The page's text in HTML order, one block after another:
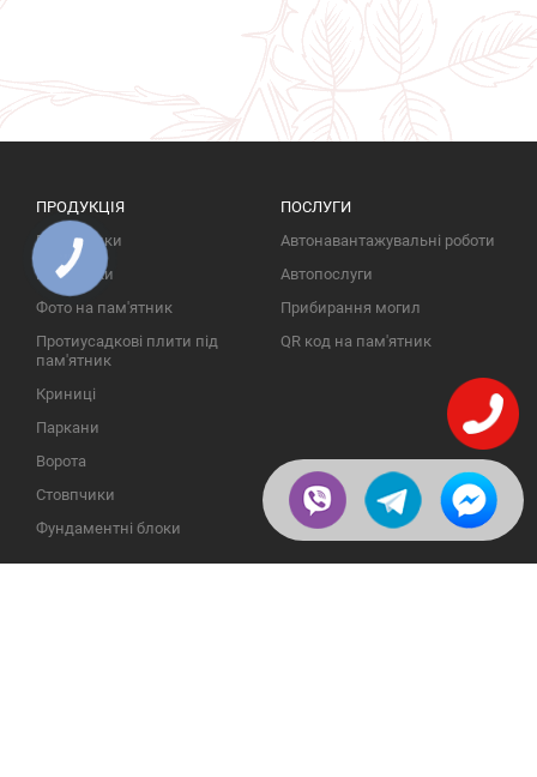
ПРОДУКЦІЯ
Пам'ятники
Надгробки
Фото на пам'ятник
Протиусадкові плити під
пам'ятник
Криниці
Паркани
Ворота
Стовпчики
Фундаментні блоки
ПОСЛУГИ
Автонавантажувальні роботи
Автопослуги
Прибирання могил
QR код на пам'ятник
КНОПКА
ЗВ'ЯЗКУ